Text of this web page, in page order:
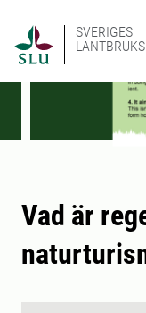
SVERIGES
Vad är